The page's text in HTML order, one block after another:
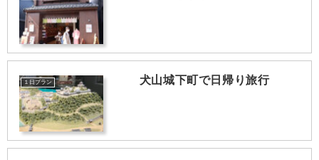
１日プラン 犬山城下町で日帰り旅行